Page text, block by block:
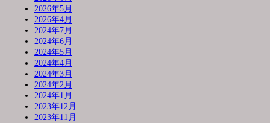
2026年5月
2026年4月
2024年7月
2024年6月
2024年5月
2024年4月
2024年3月
2024年2月
2024年1月
2023年12月
2023年11月